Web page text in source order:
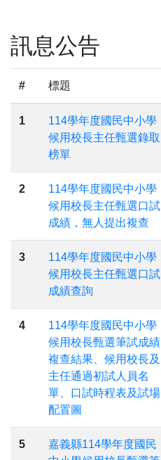
訊息公告
# 標題
1
114學年度國民中小學
候用校長主任甄選錄取
榜單
2
114學年度國民中小學
候用校長主任甄選口試
成績，無人提出複查
3
114學年度國民中小學
候用校長主任甄選口試
成績查詢
4
114學年度國民中小學
候用校長甄選筆試成績
複查結果、候用校長及
主任通過初試人員名
單、口試時程表及試場
配置圖
5
嘉義縣114學年度國民